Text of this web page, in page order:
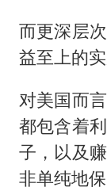
而更深层
益至上的
对美国而
都包含着
子，以及
非单纯地保